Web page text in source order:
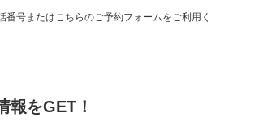
番号またはこちらのご予約フォームをご利用く
報をGET！